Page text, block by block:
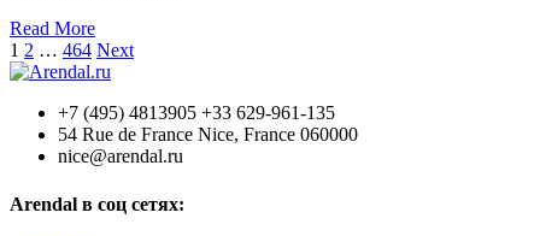
Read More
1 2 … 464 Next
+7 (495) 4813905 +33 629-961-135
54 Rue de France Nice, France 060000
nice@arendal.ru
Arendal в соц сетях: